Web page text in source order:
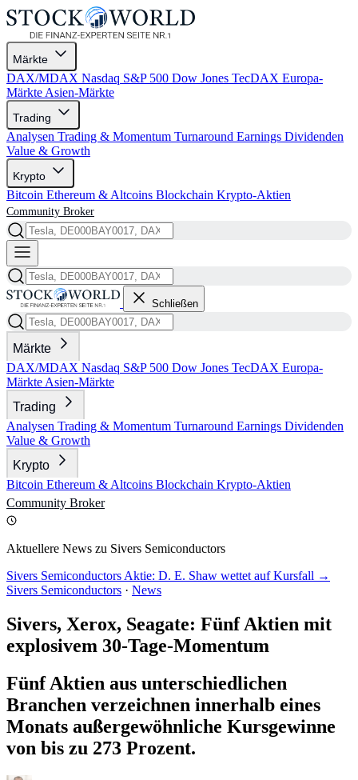
Märkte
DAX/MDAX Nasdaq S&P 500 Dow Jones TecDAX Europa-
Märkte Asien-Märkte
Trading
Analysen Trading & Momentum Turnaround Earnings Dividenden
Value & Growth
Krypto
Bitcoin Ethereum & Altcoins Blockchain Krypto-Aktien
Community Broker
Schließen
Märkte
DAX/MDAX Nasdaq S&P 500 Dow Jones TecDAX Europa-
Märkte Asien-Märkte
Trading
Analysen Trading & Momentum Turnaround Earnings Dividenden
Value & Growth
Krypto
Bitcoin Ethereum & Altcoins Blockchain Krypto-Aktien
Community Broker
Aktuellere News zu Sivers Semiconductors
Sivers Semiconductors Aktie: D. E. Shaw wettet auf Kursfall →
Sivers Semiconductors · News
Sivers, Xerox, Seagate: Fünf Aktien mit
explosivem 30-Tage-Momentum
Fünf Aktien aus unterschiedlichen
Branchen verzeichnen innerhalb eines
Monats außergewöhnliche Kursgewinne
von bis zu 273 Prozent.